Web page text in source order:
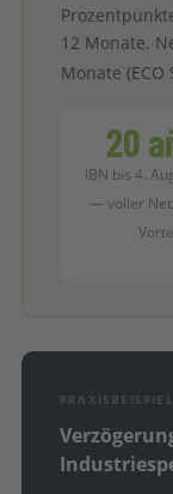
12 Monate.
Monate (ECO
20
IBN bis 4.
— voller